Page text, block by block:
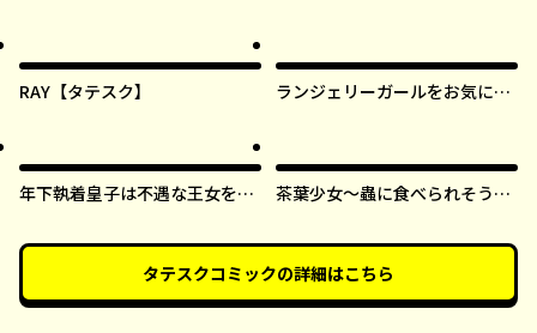
RAY【タテスク】
ランジェリーガールをお気に召
年下執着皇子は不遇な王女を愛
茶葉少女～蟲に食べられそうに
した！～【タテスク】
タテスクコミックの詳細はこちら